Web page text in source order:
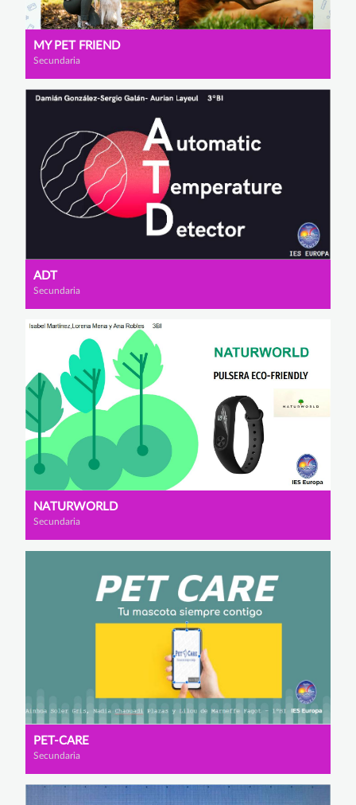
MY PET FRIEND
Secundaria
ADT
Secundaria
NATURWORLD
Secundaria
PET-CARE
Secundaria